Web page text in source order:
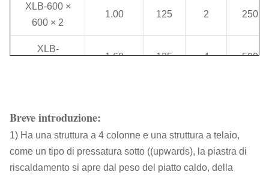
XLB-600 ×
600 × 2
1.00 125 2 250
XLB-
1.60 125 4 500
XLB-
1200×1200×1
3.15 300 1
Breve introduzione:
1) Ha una struttura a 4 colonne e una struttura a telaio,
come un tipo di pressatura sotto ((upwards), la piastra di
riscaldamento si apre dal peso del piatto caldo, della